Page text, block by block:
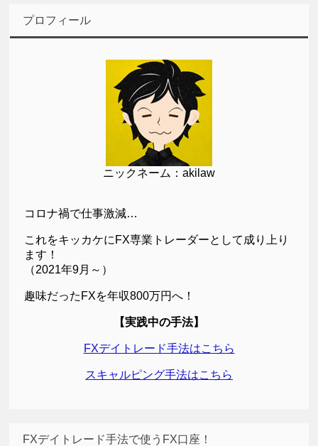
プロフィール
ニックネーム：akilaw
コロナ禍で仕事激減…
これをキッカケにFX専業トレーダーとして成り上り
ます！
（2021年9月～）
趣味だったFXを年収800万円へ！
【実践中の手法】
FXデイトレード手法はこちら
スキャルピング手法はこちら
FXデイトレード手法で使うFX口座！